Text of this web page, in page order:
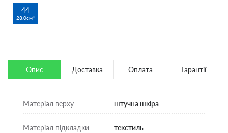
44
28.0см
Опис Доставка Оплата Гарантії
Матеріал верху штучна шкіра
Матеріал підкладки текстиль